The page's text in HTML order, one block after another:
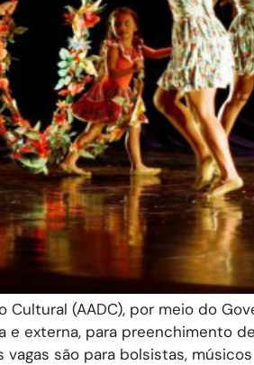
(AADC), por meio do
e externa, para preenchimento
são para bolsistas,